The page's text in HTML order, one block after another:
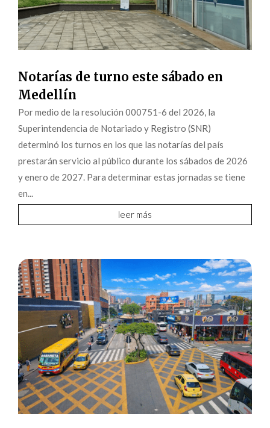
Notarías de turno este sábado en
Medellín
Por medio de la resolución 000751-6 del 2026, la
Superintendencia de Notariado y Registro (SNR)
determinó los turnos en los que las notarías del país
prestarán servicio al público durante los sábados de 2026
y enero de 2027. Para determinar estas jornadas se tiene
en...
leer más